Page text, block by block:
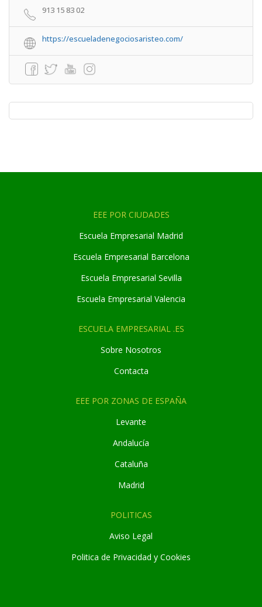
913 15 83 02
https://escueladenegociosaristeo.com/
EEE POR CIUDADES
Escuela Empresarial Madrid
Escuela Empresarial Barcelona
Escuela Empresarial Sevilla
Escuela Empresarial Valencia
ESCUELA EMPRESARIAL .ES
Sobre Nosotros
Contacta
EEE POR ZONAS DE ESPAÑA
Levante
Andalucía
Cataluña
Madrid
POLITICAS
Aviso Legal
Politica de Privacidad y Cookies